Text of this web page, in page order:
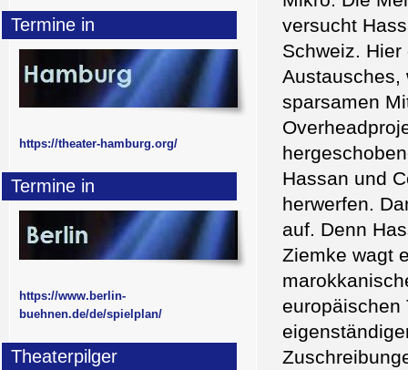
versucht
Schweiz.
Austausches,
sparsamen
Hassan und
herwerfen.
auf. Denn
Ziemke wagt
europäischen
Termine in
https://theater-hamburg.org/
Termine in
https://www.berlin-
buehnen.de/de/spielplan/
Theaterpilger